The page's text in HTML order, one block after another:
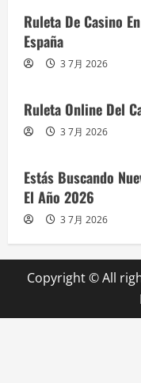
Ruleta De Casino
España
3 7月 2026
Ruleta Online Del
3 7月 2026
Estás Buscando
El Año 2026
3 7月 2026
Copyright © All